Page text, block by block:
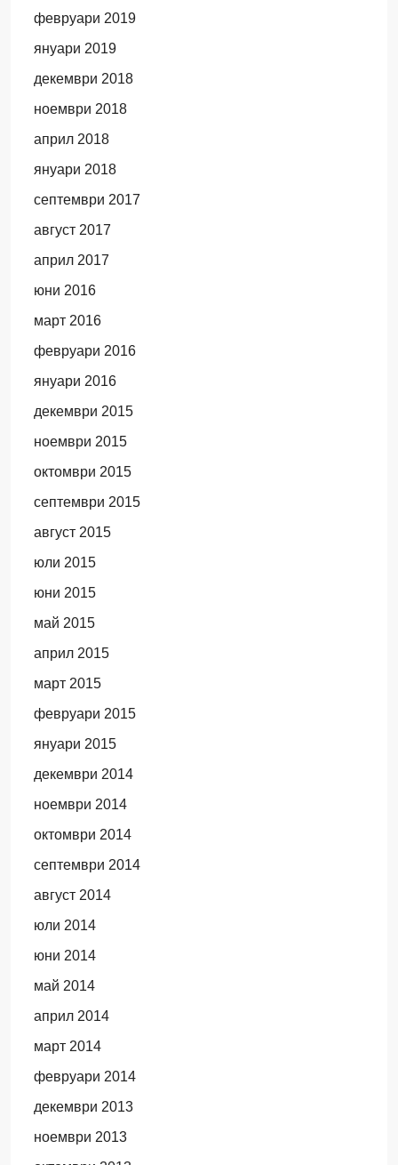
февруари 2019
януари 2019
декември 2018
ноември 2018
април 2018
януари 2018
септември 2017
август 2017
април 2017
юни 2016
март 2016
февруари 2016
януари 2016
декември 2015
ноември 2015
октомври 2015
септември 2015
август 2015
юли 2015
юни 2015
май 2015
април 2015
март 2015
февруари 2015
януари 2015
декември 2014
ноември 2014
октомври 2014
септември 2014
август 2014
юли 2014
юни 2014
май 2014
април 2014
март 2014
февруари 2014
декември 2013
ноември 2013